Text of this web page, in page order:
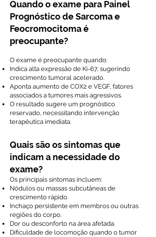
Quando o exame para Painel
Prognóstico de Sarcoma e
Feocromocitoma é
preocupante?
O exame é preocupante quando:
Indica alta expressão de Ki-67, sugerindo
crescimento tumoral acelerado.
Aponta aumento de COX2 e VEGF, fatores
associados a tumores mais agressivos.
O resultado sugere um prognóstico
reservado, necessitando intervenção
terapêutica imediata.
Quais são os sintomas que
indicam a necessidade do
exame?
Os principais sintomas incluem:
Nódulos ou massas subcutâneas de
crescimento rápido.
Inchaço persistente em membros ou outras
regiões do corpo.
Dor ou desconforto na área afetada.
Dificuldade de locomoção quando o tumor